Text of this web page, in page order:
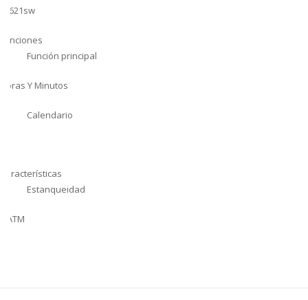
Sr621sw
Funciones
Función principal
Horas Y Minutos
Calendario
Características
Estanqueidad
5 ATM